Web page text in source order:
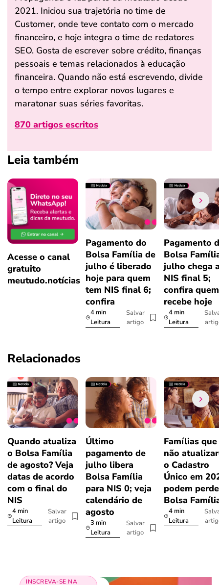
2021. Iniciou sua trajetória no time de
Customer, onde teve contato com o mercado
financeiro, e hoje integra o time de redatores
SEO. Gosta de escrever sobre crédito, finanças
pessoais e temas relacionados à educação
financeira. Quando não está escrevendo, divide
o tempo entre explorar novos lugares e
maratonar suas séries favoritas.
870 artigos escritos
Leia também
Acesse o canal
gratuito
meutudo.notícias
Pagamento do
Bolsa Família de
julho é liberado
hoje para quem
tem NIS final 6;
confira
4 min
Leitura
Salvar
artigo
Pagamento
Bolsa
julho chega
NIS final 5;
confira quem
recebe hoje
4 min
Leitura
Relacionados
Quando atualiza
o Bolsa Família
de agosto? Veja
datas de acordo
com o final do
NIS
4 min
Leitura
Salvar
artigo
Último
pagamento de
julho libera
Bolsa Família
para NIS 0; veja
calendário de
agosto
3 min
Leitura
Salvar
artigo
Famílias que
não
o Cadastro
Único em
podem
Bolsa
4 min
Leitura
INSCREVA-SE NA